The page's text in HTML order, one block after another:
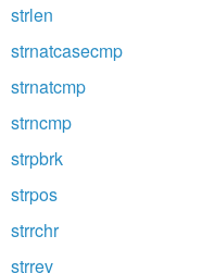
strlen
strnatcasecmp
strnatcmp
strncmp
strpbrk
strpos
strrchr
strrev